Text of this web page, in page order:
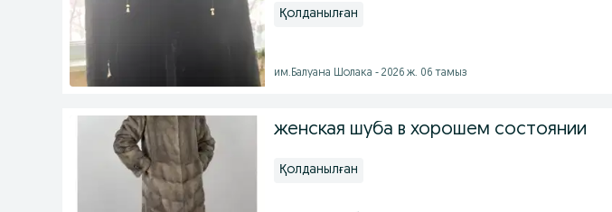
Қолданылған
им.Балуана Шолака - 2026 ж. 06 тамыз
женская шуба в хорошем состоянии
Қолданылған